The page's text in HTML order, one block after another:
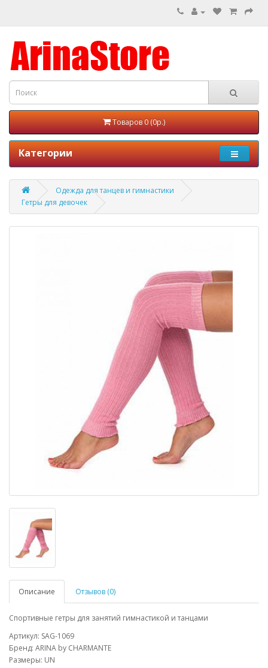
Товаров 0 (0р.)
Категории
Одежда для танцев и гимнастики
Гетры для девочек
Описание Отзывов (0)
Спортивные гетры для занятий гимнастикой и танцами
Артикул: SAG-1069
Бренд: ARINA by CHARMANTE
Размеры: UN